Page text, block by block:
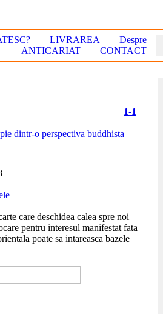
LIVRAREA
Despre
ANTICARIAT
CONTACT
1-1 ¦
dintr-o perspectiva buddhista
care deschidea calea spre noi
pentru interesul manifestat fata
poate sa intareasca bazele